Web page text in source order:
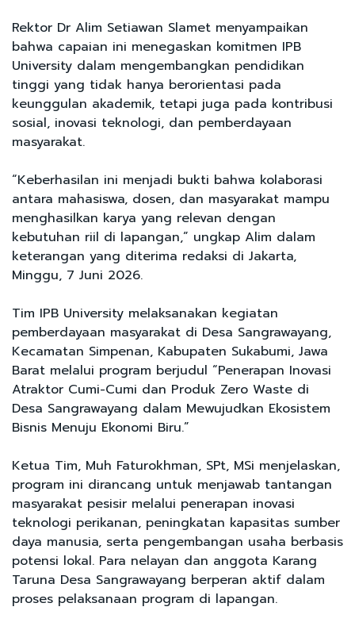
Rektor Dr Alim Setiawan Slamet menyampaikan
bahwa capaian ini menegaskan komitmen IPB
University dalam mengembangkan pendidikan
tinggi yang tidak hanya berorientasi pada
keunggulan akademik, tetapi juga pada kontribusi
sosial, inovasi teknologi, dan pemberdayaan
masyarakat.
“Keberhasilan ini menjadi bukti bahwa kolaborasi
antara mahasiswa, dosen, dan masyarakat mampu
menghasilkan karya yang relevan dengan
kebutuhan riil di lapangan,” ungkap Alim dalam
keterangan yang diterima redaksi di Jakarta,
Minggu, 7 Juni 2026.
Tim IPB University melaksanakan kegiatan
pemberdayaan masyarakat di Desa Sangrawayang,
Kecamatan Simpenan, Kabupaten Sukabumi, Jawa
Barat melalui program berjudul “Penerapan Inovasi
Atraktor Cumi-Cumi dan Produk Zero Waste di
Desa Sangrawayang dalam Mewujudkan Ekosistem
Bisnis Menuju Ekonomi Biru.”
Ketua Tim, Muh Faturokhman, SPt, MSi menjelaskan,
program ini dirancang untuk menjawab tantangan
masyarakat pesisir melalui penerapan inovasi
teknologi perikanan, peningkatan kapasitas sumber
daya manusia, serta pengembangan usaha berbasis
potensi lokal. Para nelayan dan anggota Karang
Taruna Desa Sangrawayang berperan aktif dalam
proses pelaksanaan program di lapangan.